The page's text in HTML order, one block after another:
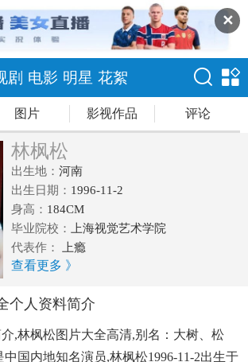
✕
剧 电影 明星 花絮
图片 影视作品 评论
林枫松
出生地： 河南
出生日期： 1996-11-2
身高： 184CM
毕业院校：
上海视觉艺术学院
代表作：
上瘾
查看更多 》
个人资料简介
,林枫松图片大全高清,别名：大树、松
国内地知名演员,林枫松1996-11-2出生于